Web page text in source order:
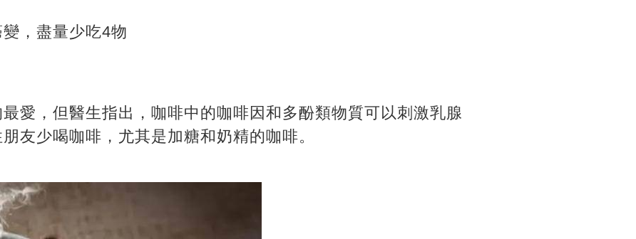
，盡量少吃4物
愛，但醫生指出，咖啡中的咖啡因和多酚類物質可以刺激乳腺
友少喝咖啡，尤其是加糖和奶精的咖啡。